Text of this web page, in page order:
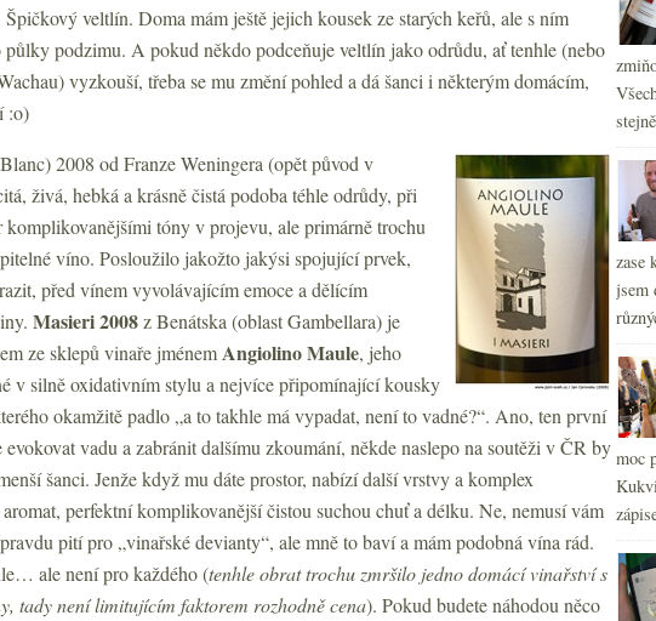
Špičkový veltlín. Doma mám ještě jejich kousek ze starých keřů, ale s ním
podzimu. A pokud někdo podceňuje veltlín jako odrůdu, ať tenhle (nebo
vyzkouší, třeba se mu změní pohled a dá šanci i některým domácím,
:o)
2008 od Franze Weningera (opět původ v
živá, hebká a krásně čistá podoba téhle odrůdy, při
komplikovanějšími tóny v projevu, ale primárně trochu
víno. Posloužilo jakožto jakýsi spojující prvek,
před vínem vyvolávajícím emoce a dělícím
Masieri 2008z Benátska (oblast Gambellara) je
ze sklepů vinaře jménemAngiolino Maule, jeho
v silně oxidativním stylu a nejvíce připomínající kousky
okamžitě padlo „a to takhle má vypadat, není to vadné?“. Ano, ten první
vadu a zabránit dalšímu zkoumání, někde naslepo na soutěži v ČR by
šanci. Jenže když mu dáte prostor, nabízí další vrstvy a komplex
perfektní komplikovanější čistou suchou chuť a délku. Ne, nemusí vám
pití pro „vinařské devianty“, ale mně to baví a mám podobná vína rád.
ale není pro každého (tenhle obrat trochu zmršilo jedno domácí vinařství s
tady není limitujícím faktorem rozhodně cena). Pokud budete náhodou něco
►
►
►
►
zase
jsem
moc